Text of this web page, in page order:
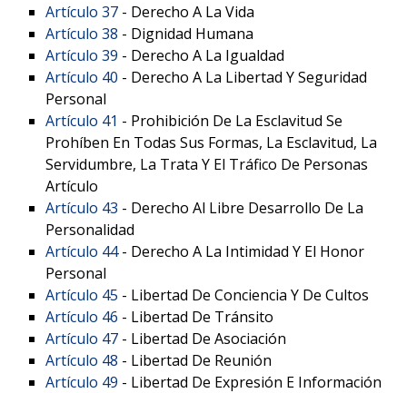
Artículo 37 - Derecho A La Vida
Artículo 38 - Dignidad Humana
Artículo 39 - Derecho A La Igualdad
Artículo 40 - Derecho A La Libertad Y Seguridad
Personal
Artículo 41 - Prohibición De La Esclavitud Se
Prohíben En Todas Sus Formas, La Esclavitud, La
Servidumbre, La Trata Y El Tráfico De Personas
Artículo
Artículo 43 - Derecho Al Libre Desarrollo De La
Personalidad
Artículo 44- Derecho A La Intimidad Y El Honor
Personal
Artículo 45 - Libertad De Conciencia Y De Cultos
Artículo 46 - Libertad De Tránsito
Artículo 47 - Libertad De Asociación
Artículo 48 - Libertad De Reunión
Artículo 49 - Libertad De Expresión E Información